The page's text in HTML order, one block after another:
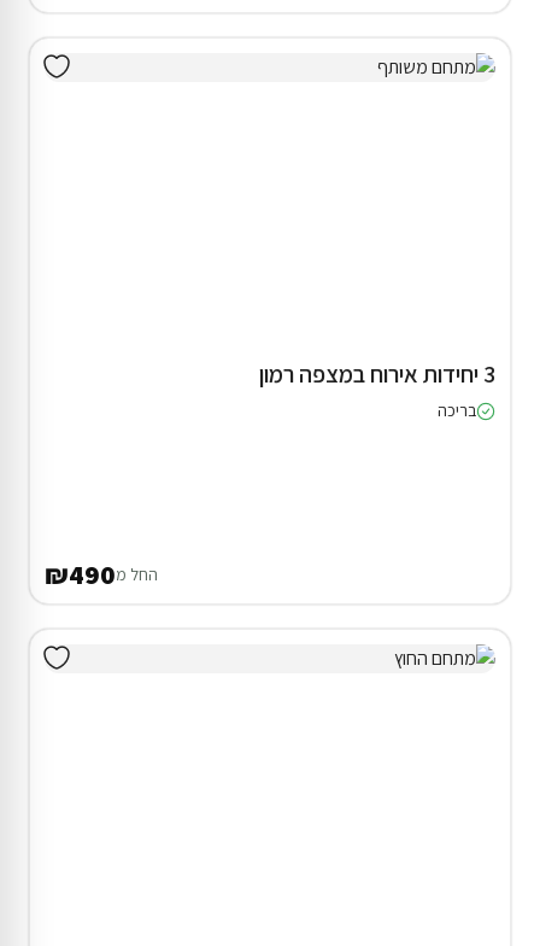
3 יחידות אירוח במצפה רמון
בריכה
החל מ₪490